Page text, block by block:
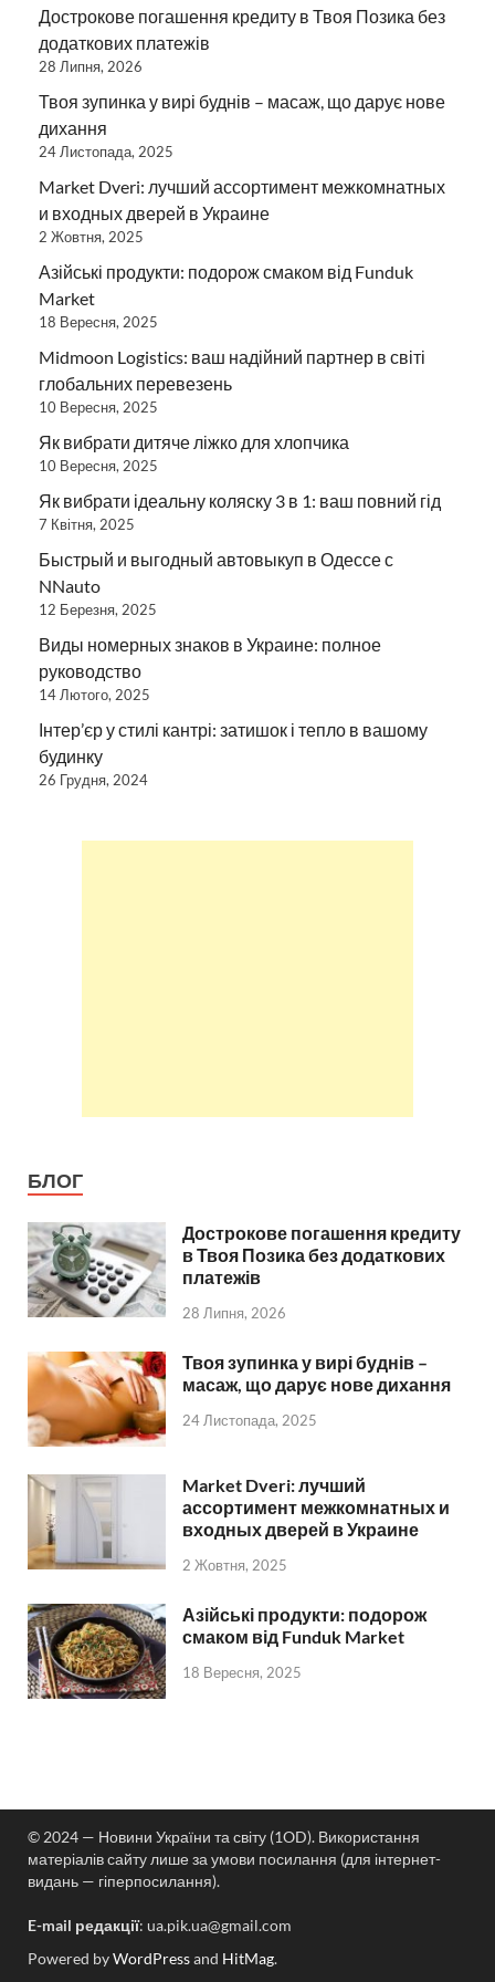
Дострокове погашення кредиту в Твоя Позика без
додаткових платежів
28 Липня, 2026
Твоя зупинка у вирі буднів – масаж, що дарує нове
дихання
24 Листопада, 2025
Market Dveri: лучший ассортимент межкомнатных
и входных дверей в Украине
2 Жовтня, 2025
Азійські продукти: подорож смаком від Funduk
Market
18 Вересня, 2025
Midmoon Logistics: ваш надійний партнер в світі
глобальних перевезень
10 Вересня, 2025
Як вибрати дитяче ліжко для хлопчика
10 Вересня, 2025
Як вибрати ідеальну коляску 3 в 1: ваш повний гід
7 Квітня, 2025
Быстрый и выгодный автовыкуп в Одессе с
NNauto
12 Березня, 2025
Виды номерных знаков в Украине: полное
руководство
14 Лютого, 2025
Інтер’єр у стилі кантрі: затишок і тепло в вашому
будинку
26 Грудня, 2024
БЛОГ
Дострокове погашення кредиту
в Твоя Позика без додаткових
платежів
28 Липня, 2026
Твоя зупинка у вирі буднів –
масаж, що дарує нове дихання
24 Листопада, 2025
Market Dveri: лучший
ассортимент межкомнатных и
входных дверей в Украине
2 Жовтня, 2025
Азійські продукти: подорож
смаком від Funduk Market
18 Вересня, 2025
© 2024 — Новини України та світу (1OD). Використання
матеріалів сайту лише за умови посилання (для інтернет-
видань — гіперпосилання).
E-mail редакції: ua.pik.ua@gmail.com
Powered byWordPressand HitMag.